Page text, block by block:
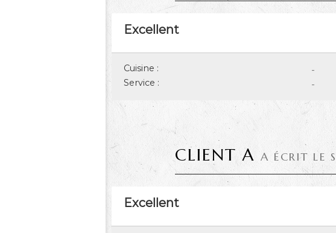
Excellent
-
Cuisine :
-
Service :
CLIENT A A ÉCRIT LE
Excellent